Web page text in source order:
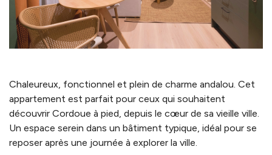
Chaleureux, fonctionnel et plein de charme andalou. Cet
appartement est parfait pour ceux qui souhaitent
découvrir Cordoue à pied, depuis le cœur de sa vieille ville.
Un espace serein dans un bâtiment typique, idéal pour se
reposer après une journée à explorer la ville.